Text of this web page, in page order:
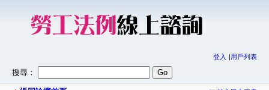
登入 用戶列表
搜尋：